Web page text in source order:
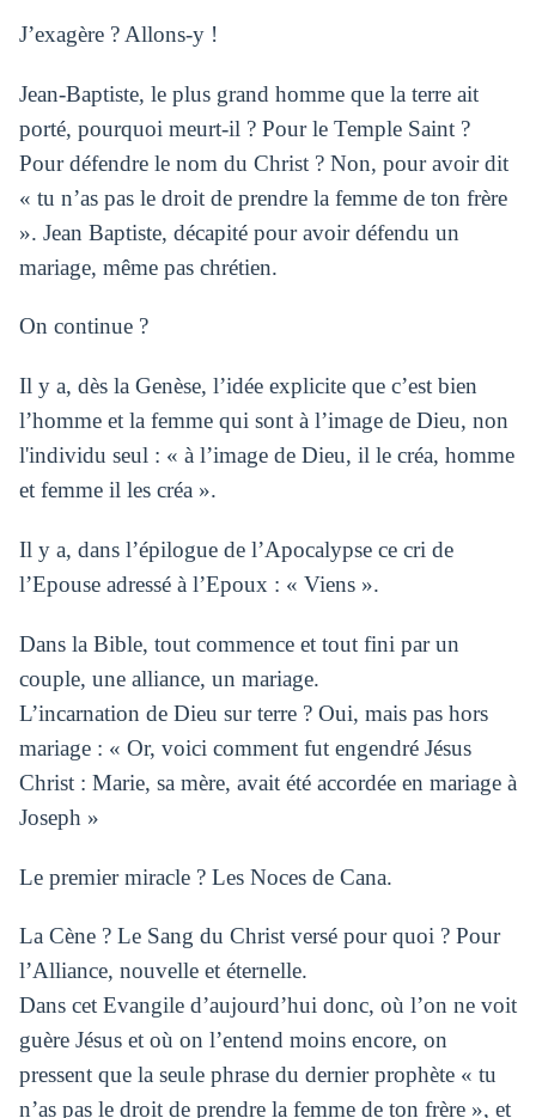
J’exagère ? Allons-y !
Jean-Baptiste, le plus grand homme que la terre ait
porté, pourquoi meurt-il ? Pour le Temple Saint ?
Pour défendre le nom du Christ ? Non, pour avoir dit
« tu n’as pas le droit de prendre la femme de ton frère
». Jean Baptiste, décapité pour avoir défendu un
mariage, même pas chrétien.
On continue ?
Il y a, dès la Genèse, l’idée explicite que c’est bien
l’homme et la femme qui sont à l’image de Dieu, non
l'individu seul : « à l’image de Dieu, il le créa, homme
et femme il les créa ».
Il y a, dans l’épilogue de l’Apocalypse ce cri de
l’Epouse adressé à l’Epoux : « Viens ».
Dans la Bible, tout commence et tout fini par un
couple, une alliance, un mariage.
L’incarnation de Dieu sur terre ? Oui, mais pas hors
mariage : « Or, voici comment fut engendré Jésus
Christ : Marie, sa mère, avait été accordée en mariage à
Joseph »
Le premier miracle ? Les Noces de Cana.
La Cène ? Le Sang du Christ versé pour quoi ? Pour
l’Alliance, nouvelle et éternelle.
Dans cet Evangile d’aujourd’hui donc, où l’on ne voit
guère Jésus et où on l’entend moins encore, on
pressent que la seule phrase du dernier prophète « tu
n’as pas le droit de prendre la femme de ton frère », et